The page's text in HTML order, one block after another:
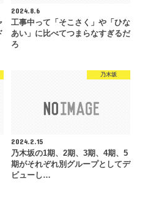
2024.8.6
工事中って「そこさく」や「ひな
あい」に比べてつまらなすぎるだ
ろ
乃木坂
2024.2.15
乃木坂の1期、2期、3期、4期、5
期がそれぞれ別グループとしてデ
ビューし…